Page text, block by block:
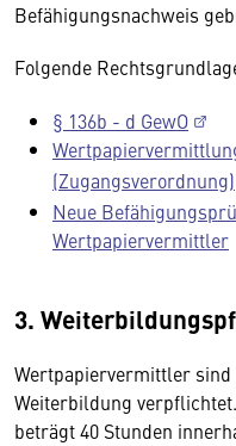
Befähigungsnachweis
Folgende
§ 136b - d GewO
(Zugangsverordnung)
Neue
Wertpapiervermittler
3.
Wertpapiervermittler sind
Weiterbildung
beträgt 40 Stunden